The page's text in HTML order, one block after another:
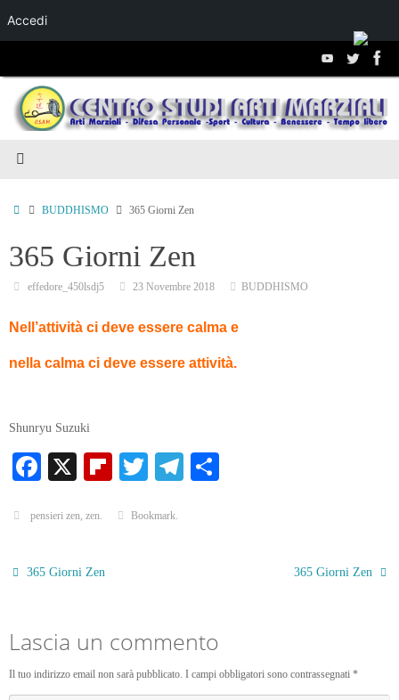
Accedi
BUDDHISMO 365 Giorni Zen
365 Giorni Zen
effedore_450lsdj5 23 Novembre 2018 BUDDHISMO
Nell’attività ci deve essere calma e
nella calma ci deve essere attività.
Shunryu Suzuki
Fa
bo
X
Fl
bo
T
tte
Te
pensieri zen, zen. Bookmark.
365 Giorni Zen 365 Giorni Zen
Lascia un commento
Il tuo indirizzo email non sarà pubblicato. I campi obbligatori sono contrassegnati *